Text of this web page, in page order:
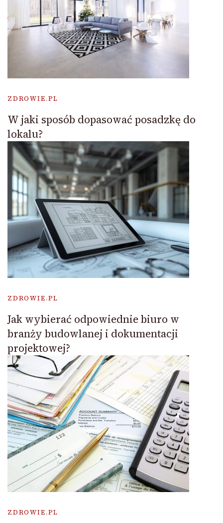
ZDROWIE.PL
W jaki sposób dopasować posadzkę do
lokalu?
ZDROWIE.PL
Jak wybierać odpowiednie biuro w
branży budowlanej i dokumentacji
projektowej?
ZDROWIE.PL